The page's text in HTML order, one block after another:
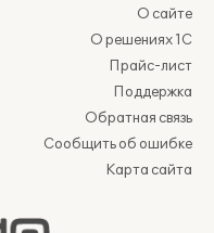
О сайте
О решениях 1С
Прайс-лист
Поддержка
Обратная связь
Сообщить об ошибке
Карта сайта